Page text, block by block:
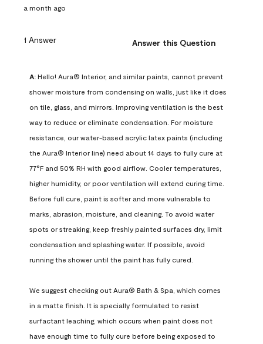
a month ago
1 Answer Answer this Question
A: Hello! Aura® Interior, and similar paints, cannot prevent
shower moisture from condensing on walls, just like it does
on tile, glass, and mirrors. Improving ventilation is the best
way to reduce or eliminate condensation. For moisture
resistance, our water-based acrylic latex paints (including
the Aura® Interior line) need about 14 days to fully cure at
77°F and 50% RH with good airflow. Cooler temperatures,
higher humidity, or poor ventilation will extend curing time.
Before full cure, paint is softer and more vulnerable to
marks, abrasion, moisture, and cleaning. To avoid water
spots or streaking, keep freshly painted surfaces dry, limit
condensation and splashing water. If possible, avoid
running the shower until the paint has fully cured.
We suggest checking out Aura® Bath & Spa, which comes
in a matte finish. It is specially formulated to resist
surfactant leaching, which occurs when paint does not
have enough time to fully cure before being exposed to